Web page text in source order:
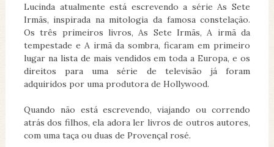
Lucinda atualmente está escrevendo a série As Sete
Irmãs, inspirada na mitologia da famosa constelação.
Os três primeiros livros, As Sete Irmãs, A irmã da
tempestade e A irmã da sombra, ficaram em primeiro
lugar na lista de mais vendidos em toda a Europa, e os
direitos para uma série de televisão já foram
adquiridos por uma produtora de Hollywood.
Quando não está escrevendo, viajando ou correndo
atrás dos filhos, ela adora ler livros de outros autores,
com uma taça ou duas de Provençal rosé.